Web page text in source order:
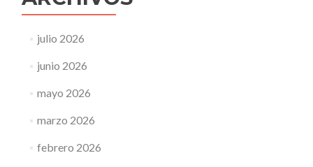
julio 2026
junio 2026
mayo 2026
marzo 2026
febrero 2026